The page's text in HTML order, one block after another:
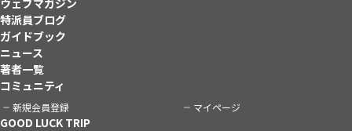
特派員ブログ
ガイドブック
ニュース
著者一覧
コミュニティ
新規会員登録 マイページ
GOOD LUCK TRIP